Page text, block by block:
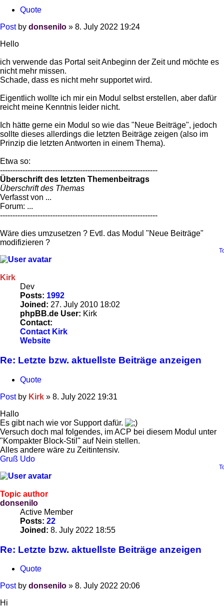
Quote
Post by donsenilo » 8. July 2022 19:24
Hello
ich verwende das Portal seit Anbeginn der Zeit und möchte es
nicht mehr missen.
Schade, dass es nicht mehr supportet wird.
Eigentlich wollte ich mir ein Modul selbst erstellen, aber dafür
reicht meine Kenntnis leider nicht.
Ich hätte gerne ein Modul so wie das "Neue Beiträge", jedoch
sollte dieses allerdings die letzten Beiträge zeigen (also im
Prinzip die letzten Antworten in einem Thema).
Etwa so:
---------------------------------------------------------------
Überschrift des letzten Themenbeitrags
Überschrift des Themas
Verfasst von ...
Forum: ...
---------------------------------------------------------------
Wäre dies umzusetzen ? Evtl. das Modul "Neue Beiträge"
modifizieren ?
Kirk
Dev
Posts: 1992
Joined: 27. July 2010 18:02
phpBB.de User: Kirk
Contact:
Contact Kirk
Website
Re: Letzte bzw. aktuellste Beiträge anzeigen
Quote
Post by Kirk » 8. July 2022 19:31
Hallo
Es gibt nach wie vor Support dafür.
Versuch doch mal folgendes, im ACP bei diesem Modul unter
"Kompakter Block-Stil" auf Nein stellen.
Alles andere wäre zu Zeitintensiv.
Gruß Udo
Topic author
donsenilo
Active Member
Posts: 22
Joined: 8. July 2022 18:55
Re: Letzte bzw. aktuellste Beiträge anzeigen
Quote
Post by donsenilo » 8. July 2022 20:06
Hi